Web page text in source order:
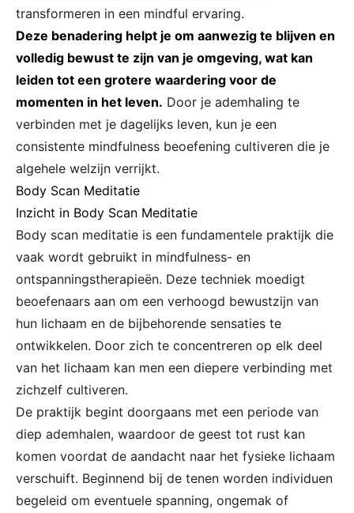
transformeren in een mindful ervaring.
Deze benadering helpt je om aanwezig te blijven en
volledig bewust te zijn van je omgeving, wat kan
leiden tot een grotere waardering voor de
momenten in het leven. Door je ademhaling te
verbinden met je dagelijks leven, kun je een
consistente mindfulness beoefening cultiveren die je
algehele welzijn verrijkt.
Body Scan Meditatie
Inzicht in Body Scan Meditatie
Body scan meditatie is een fundamentele praktijk die
vaak wordt gebruikt in mindfulness- en
ontspanningstherapieën. Deze techniek moedigt
beoefenaars aan om een verhoogd bewustzijn van
hun lichaam en de bijbehorende sensaties te
ontwikkelen. Door zich te concentreren op elk deel
van het lichaam kan men een diepere verbinding met
zichzelf cultiveren.
De praktijk begint doorgaans met een periode van
diep ademhalen, waardoor de geest tot rust kan
komen voordat de aandacht naar het fysieke lichaam
verschuift. Beginnend bij de tenen worden individuen
begeleid om eventuele spanning, ongemak of